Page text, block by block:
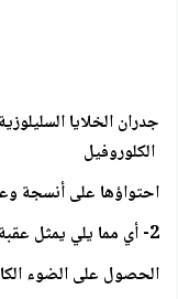
جدران الخلايا
الكلوروفيل
احتواؤها على أنسجة
2- أي مما يلي يمثل عقبة رئيسية لحياة النباتات على اليابسة ؟
الحصول على الضوء